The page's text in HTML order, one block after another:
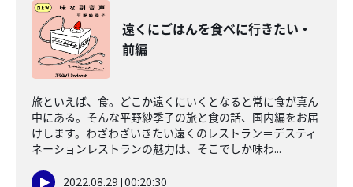
遠くにごはんを食べに行きたい・
前編
旅といえば、食。どこか遠くにいくとなると常に食が真ん
中にある。そんな平野紗季子の旅と食の話、国内編をお届
けします。わざわざいきたい遠くのレストラン＝デスティ
ネーションレストランの魅力は、そこでしか味わ...
2022.08.29 |00:20:30